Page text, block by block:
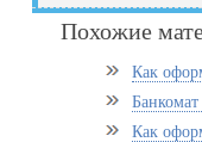
Похожие
Как
Как